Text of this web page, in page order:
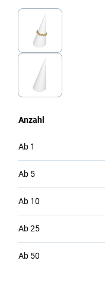
Anzahl
Ab 1
Ab 5
Ab 10
Ab25
Ab 50